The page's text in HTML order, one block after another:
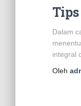
Dalam
integral
Oleh